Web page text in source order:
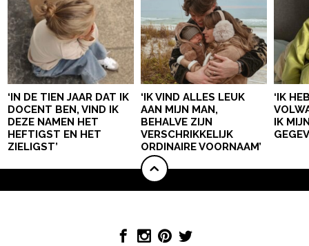
‘IN DE TIEN JAAR DAT IK
DOCENT BEN, VIND IK
DEZE NAMEN HET
HEFTIGST EN HET
ZIELIGST’
‘IK VIND ALLES LEUK
AAN MIJN MAN,
BEHALVE ZIJN
VERSCHRIKKELIJK
ORDINAIRE VOORNAAM’
‘IK
IK